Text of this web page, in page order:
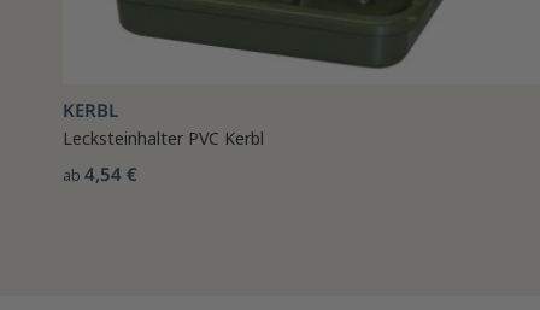
KERBL
Lecksteinhalter PVC Kerbl
ab4,54 €